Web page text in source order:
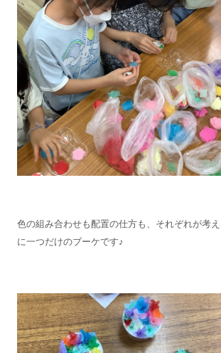
色の組み合わせも配置の仕方も、それぞれが考
に一つだけのブーケです♪